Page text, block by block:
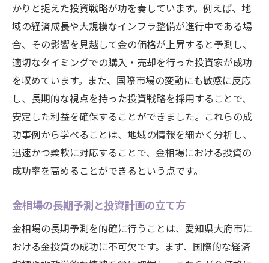
かりと捉えた投資戦略が功を奏しています。例えば、地
域の経済成長や大規模なインフラ整備が進行中である場
合、その影響を見越して金の価格が上昇すると予測し、
適切なタイミングでの購入・売却を行った投資家が成功
を収めています。また、国際市場の変動にも敏感に反応
し、長期的な視点を持った投資戦略を採用することで、
安定した利益を確保することができました。これらの成
功事例から学べることは、地域の情報を細かく分析し、
迅速かつ柔軟に対応することで、金相場における投資の
成功率を高めることができるという点です。
金相場の長期予測と投資計画の立て方
金相場の長期予測を的確に行うことは、愛知県大府市に
おける金投資の成功に不可欠です。まず、国際的な経済